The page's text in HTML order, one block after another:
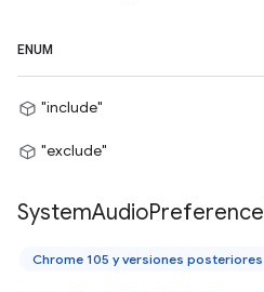
ENUM
"include"
"exclude"
SystemAudioPreference
Chrome 105 y versiones posteriores